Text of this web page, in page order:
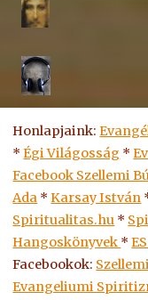
Honlapjaink:
*Égi Világosság *
Facebook Szellemi
Ada *Karsay István
Spiritualitas.hu *
Hangoskönyvek *
Facebookok:
Evangeliumi